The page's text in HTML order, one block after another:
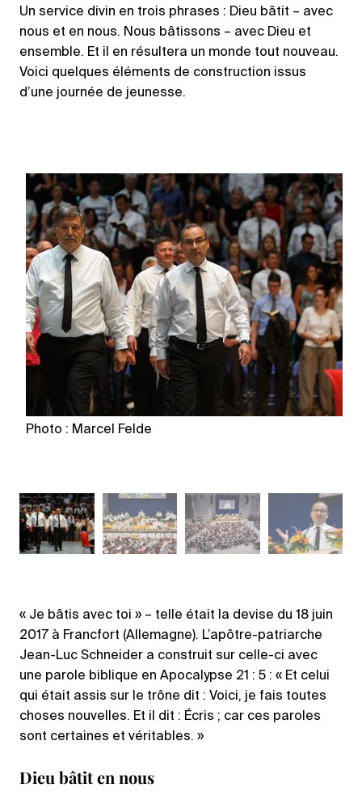
Un service divin en trois phrases : Dieu bâtit – avec
nous et en nous. Nous bâtissons – avec Dieu et
ensemble. Et il en résultera un monde tout nouveau.
Voici quelques éléments de construction issus
d’une journée de jeunesse.
Photo : Marcel Felde
« Je bâtis avec toi » – telle était la devise du 18 juin
2017 à Francfort (Allemagne). L’apôtre-patriarche
Jean-Luc Schneider a construit sur celle-ci avec
une parole biblique en Apocalypse 21 : 5 : « Et celui
qui était assis sur le trône dit : Voici, je fais toutes
choses nouvelles. Et il dit : Écris ; car ces paroles
sont certaines et véritables. »
Dieu bâtit en nous